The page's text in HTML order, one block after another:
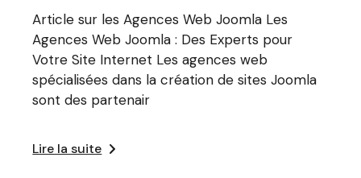
Article sur les Agences Web Joomla Les
Agences Web Joomla : Des Experts pour
Votre Site Internet Les agences web
spécialisées dans la création de sites Joomla
sont des partenair
Lire la suite